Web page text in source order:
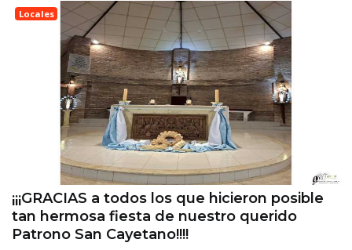
Locales
Esperanza
¡¡¡GRACIAS a todos los que hicieron posible
tan hermosa fiesta de nuestro querido
Patrono San Cayetano!!!!